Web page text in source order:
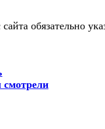
обязательно